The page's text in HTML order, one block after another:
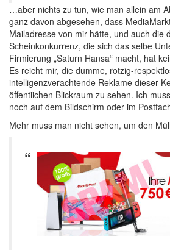
…aber nichts zu tun, wie man allein am
ganz davon abgesehen, dass
Mailadresse von mir hätte, und auch die
Scheinkonkurrenz, die sich das selbe
Firmierung „Saturn Hansa“ macht, hat
Es reicht mir, die dumme, rotzig-
intelligenzverachtende Reklame dieser
öffentiichen Blickraum zu sehen. Ich
noch auf dem Bildschirm oder im
Mehr muss man nicht sehen, um den